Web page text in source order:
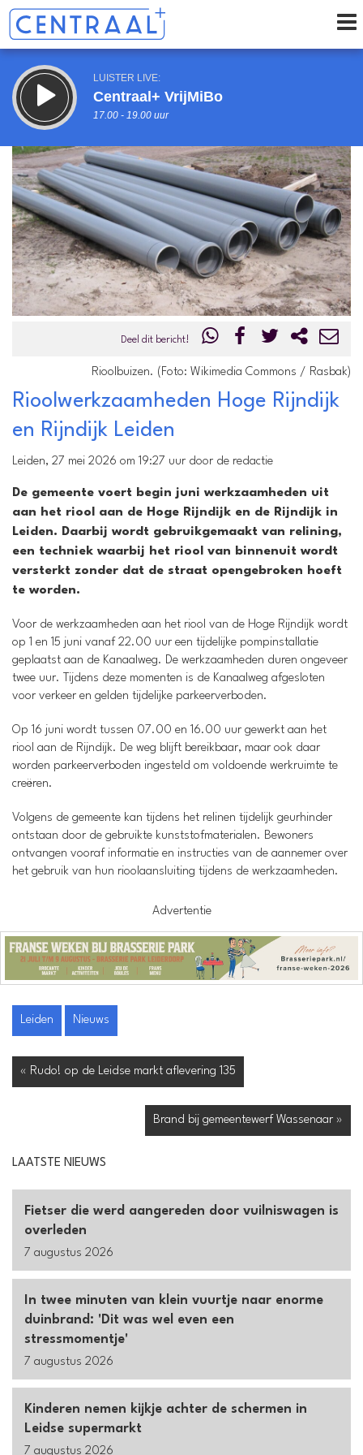
LUISTER LIVE:
Centraal+ VrijMiBo
17.00 - 19.00 uur
STRAKS:
Centraal + 80's & 90's
19.00 - 21.00 uur
Vorig uur
uur 1 van 0 Volgend uur
Inklappen
Deel dit bericht!
Rioolbuizen. (Foto: Wikimedia Commons / Rasbak)
Rioolwerkzaamheden Hoge Rijndijk
en Rijndijk Leiden
Leiden, 27 mei 2026 om 19:27 uur door de redactie
De gemeente voert begin juni werkzaamheden uit
aan het riool aan de Hoge Rijndijk en de Rijndijk in
Leiden. Daarbij wordt gebruikgemaakt van relining,
een techniek waarbij het riool van binnenuit wordt
versterkt zonder dat de straat opengebroken hoeft
te worden.
Voor de werkzaamheden aan het riool van de Hoge Rijndijk wordt
op 1 en 15 juni vanaf 22.00 uur een tijdelijke pompinstallatie
geplaatst aan de Kanaalweg. De werkzaamheden duren ongeveer
twee uur. Tijdens deze momenten is de Kanaalweg afgesloten
voor verkeer en gelden tijdelijke parkeerverboden.
Op 16 juni wordt tussen 07.00 en 16.00 uur gewerkt aan het
riool aan de Rijndijk. De weg blijft bereikbaar, maar ook daar
worden parkeerverboden ingesteld om voldoende werkruimte te
creëren.
Volgens de gemeente kan tijdens het relinen tijdelijk geurhinder
ontstaan door de gebruikte kunststofmaterialen. Bewoners
ontvangen vooraf informatie en instructies van de aannemer over
het gebruik van hun rioolaansluiting tijdens de werkzaamheden.
Advertentie
Leiden Nieuws
« Rudo! op de Leidse markt aflevering 135
Brand bij gemeentewerf Wassenaar »
LAATSTE NIEUWS
Fietser die werd aangereden door vuilniswagen is
overleden
7 augustus 2026
In twee minuten van klein vuurtje naar enorme
duinbrand: 'Dit was wel even een
stressmomentje'
7 augustus 2026
Kinderen nemen kijkje achter de schermen in
Leidse supermarkt
7 augustus 2026